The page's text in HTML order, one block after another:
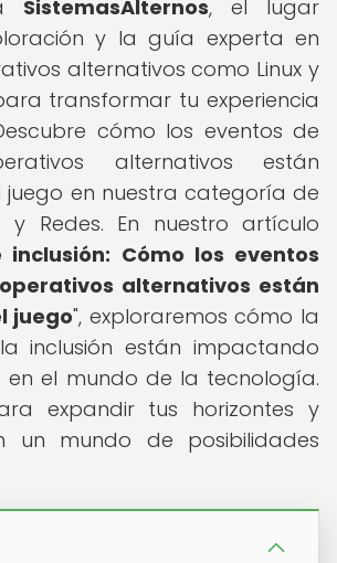
SistemasAlternos, el lugar
y la guía experta en
alternativos como Linux y
transformar tu experiencia
cómo los eventos de
alternativos están
en nuestra categoría de
y Redes. En nuestro artículo
inclusión: Cómo los eventos
alternativos están
juego", exploraremos cómo la
inclusión están impactando
en el mundo de la tecnología.
expandir tus horizontes y
un mundo de posibilidades